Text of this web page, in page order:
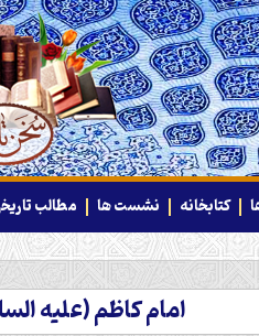
کتابخانه نشست ها مطالب
امام کاظم (علیه